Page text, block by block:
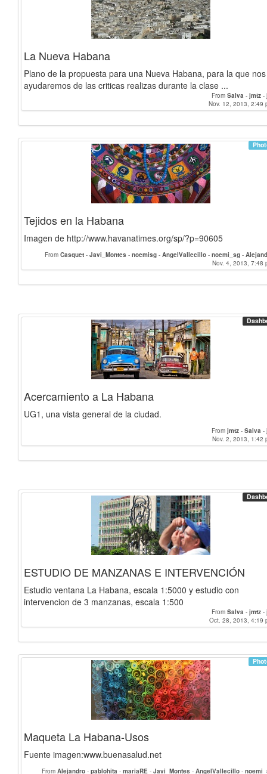
La Nueva Habana
Plano de la propuesta para una Nueva Habana, para la que nos
ayudaremos de las criticas realizas durante la clase ...
From Salva - jmtz -
Nov. 12, 2013, 2:49
Tejidos en la Habana
Imagen de http://www.havanatimes.org/sp/?p=90605
From Casquet - Javi_Montes - noemisg - AngelVallecillo - noemi_sg -
PalomaAlgarra -jmtz-Salva -
Nov. 4, 2013, 7:48
Acercamiento a La Habana
UG1, una vista general de la ciudad.
From jmtz - Salva -
Nov. 2, 2013, 1:42
ESTUDIO DE MANZANAS E INTERVENCIÓN
Estudio ventana La Habana, escala 1:5000 y estudio con
intervencion de 3 manzanas, escala 1:500
From Salva - jmtz -
Oct. 28, 2013, 4:19
Maqueta La Habana-Usos
Fuente imagen:www.buenasalud.net
From Alejandro - pablohita - mariaRE - Javi_Montes - AngelVallecillo -